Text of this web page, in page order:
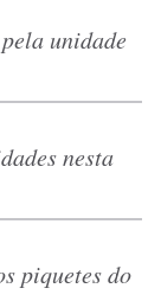
unidade
nesta
piquetes do